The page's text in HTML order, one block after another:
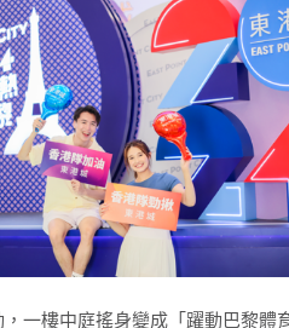
一樓中庭搖身變成「躍動巴黎